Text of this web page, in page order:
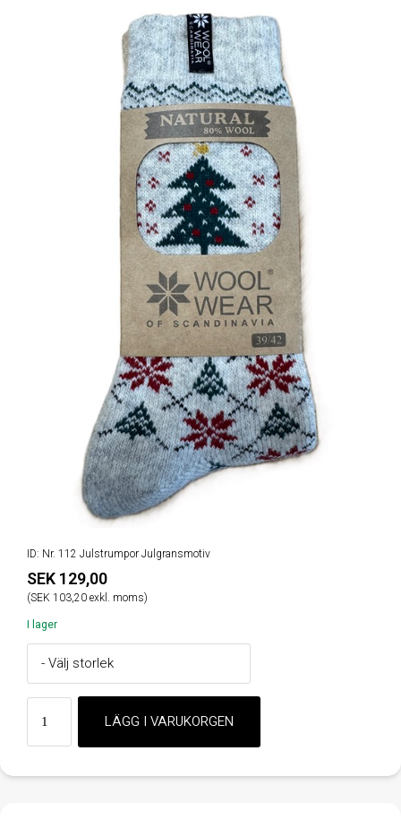
ID: Nr. 112 Julstrumpor Julgransmotiv
SEK 129,00
(SEK 103,20 exkl. moms)
I lager